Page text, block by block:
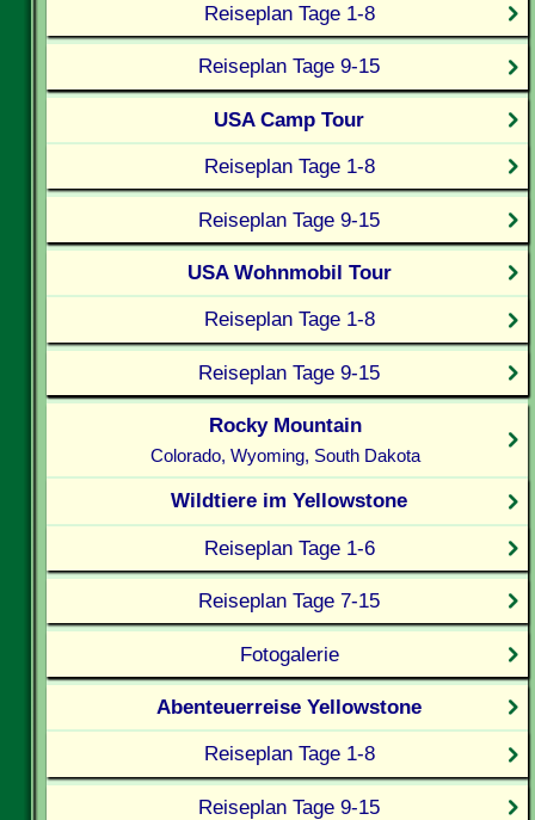
Reiseplan Tage 1-8
Reiseplan Tage 9-15
USA Camp Tour
Reiseplan Tage 1-8
Reiseplan Tage 9-15
USA Wohnmobil Tour
Reiseplan Tage 1-8
Reiseplan Tage 9-15
Rocky Mountain
Colorado, Wyoming, South Dakota
Wildtiere im Yellowstone
Reiseplan Tage 1-6
Reiseplan Tage 7-15
Fotogalerie
Abenteuerreise Yellowstone
Reiseplan Tage 1-8
Reiseplan Tage 9-15